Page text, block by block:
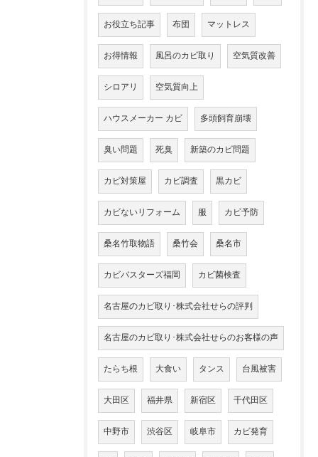
お役立ち記事 布団 マットレス
お得情報 風呂のカビ取り 空気質改善
シロアリ 空気質向上
ハウスメーカー カビ 多頭飼育崩壊
臭い問題 死臭 新築のカビ問題
カビ対策屋 カビ調査 黒カビ
カビないリフォーム 服 カビ予防
桑名竹取物語 桑竹会 桑名市
カビバスターズ福岡 カビ菌検査
名古屋のカビ取り･株式会社せらの評判
名古屋のカビ取り･株式会社せらのお客様の声
たらち根 大食い タンス 台風被害
大田区 福井県 新宿区 千代田区
中野市 渋谷区 岐阜市 カビ発育